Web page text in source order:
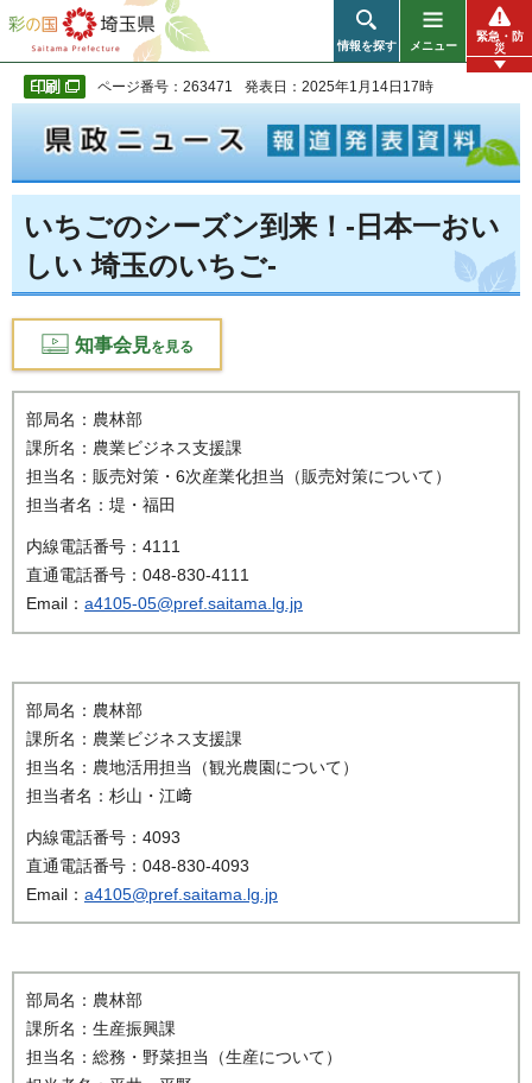
彩の国 埼玉県
情報を探す メニュー
緊急・防
災
ページ番号：263471 発表日：2025年1月14日17時
いちごのシーズン到来！-日本一おい
しい 埼玉のいちご-
知事会見を見る
部局名：農林部
課所名：農業ビジネス支援課
担当名：販売対策・6次産業化担当（販売対策について）
担当者名：堤・福田
内線電話番号：4111
直通電話番号：048-830-4111
Email： a4105-05@pref.saitama.lg.jp
部局名：農林部
課所名：農業ビジネス支援課
担当名：農地活用担当（観光農園について）
担当者名：杉山・江﨑
内線電話番号：4093
直通電話番号：048-830-4093
Email： a4105@pref.saitama.lg.jp
部局名：農林部
課所名：生産振興課
担当名：総務・野菜担当（生産について）